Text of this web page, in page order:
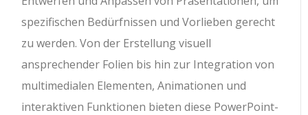
spezifischen Bedürfnissen und Vorlieben gerecht
zu werden. Von der Erstellung visuell
ansprechender Folien bis hin zur Integration von
multimedialen Elementen, Animationen und
interaktiven Funktionen bieten diese PowerPoint-